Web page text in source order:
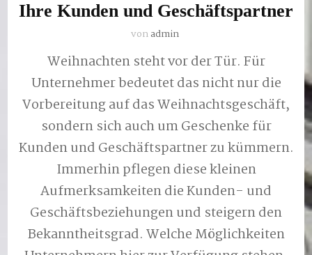
Ihre Kunden und Geschäftspartner
vonadmin
Weihnachten steht vor der Tür. Für
Unternehmer bedeutet das nicht nur die
Vorbereitung auf das Weihnachtsgeschäft,
sondern sich auch um Geschenke für
Kunden und Geschäftspartner zu kümmern.
Immerhin pflegen diese kleinen
Aufmerksamkeiten die Kunden- und
Geschäftsbeziehungen und steigern den
Bekanntheitsgrad. Welche Möglichkeiten